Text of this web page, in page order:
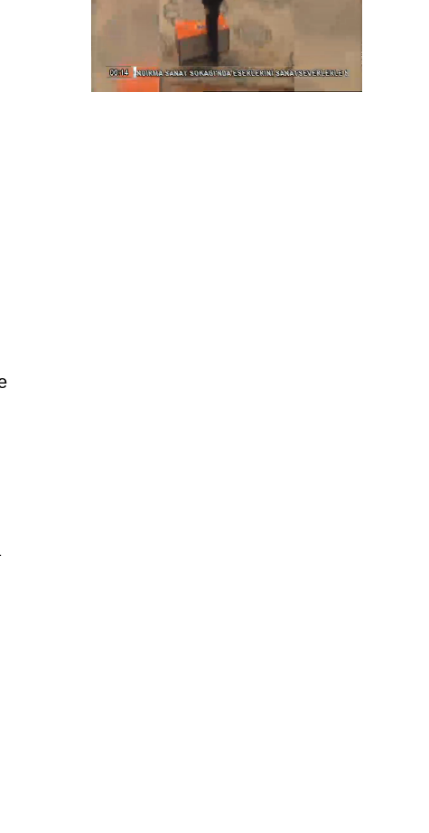
Görevden uzaklaştırılan Utku Caner Çaykara
hakkında tahliye kararı
Fındık alım fiyatları açıklandı... Alımlar 24
Ağustos'ta başlıyor